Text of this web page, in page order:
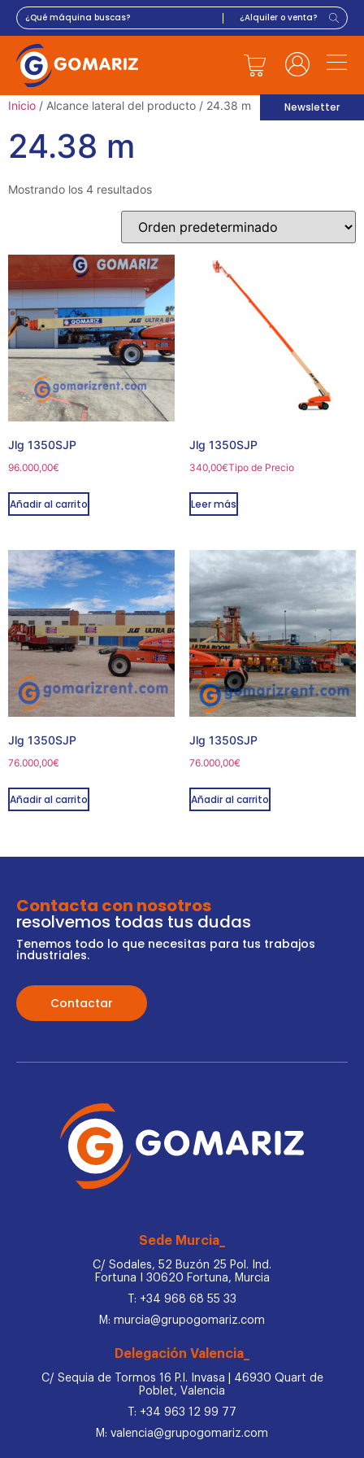
Newsletter
Inicio / Alcance lateral del producto / 24.38 m
24.38 m
Mostrando los 4 resultados
Jlg 1350SJP
96.000,00€
Añadir al carrito
Jlg 1350SJP
340,00€Tipo de Precio
Leer más
Jlg 1350SJP
76.000,00€
Añadir al carrito
Jlg 1350SJP
76.000,00€
Añadir al carrito
Contacta con nosotros
resolvemos todas tus dudas
Tenemos todo lo que necesitas para tus trabajos
industriales.
Contactar
Sede Murcia_
C/ Sodales, 52 Buzón 25 Pol. Ind.
Fortuna I 30620 Fortuna, Murcia
T: +34 968 68 55 33
M: murcia@grupogomariz.com
Delegación Valencia_
C/ Sequia de Tormos 16 P.I. Invasa | 46930 Quart de
Poblet, Valencia
T: +34 963 12 99 77
M: valencia@grupogomariz.com